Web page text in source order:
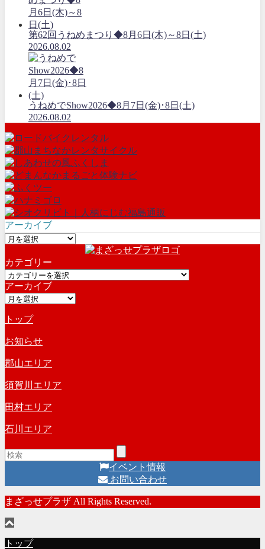
第62回うねめまつり◆8月6日(木)～8日(土)
2026.08.02
うねめでShow2026◆8月7日(金)･8日(土)
2026.08.02
アーカイブ
ア
カ
イ
ブ
カテゴリー
カ
テ
ゴ
ー
アーカイブ
ア
カ
イ
ブ
トップ
お知らせ
郡山エリア
須賀川エリア
田村エリア
石川エリア
イベント情報
お問い合わせ
まざっせプラザ All Rights Reserved.
トップ